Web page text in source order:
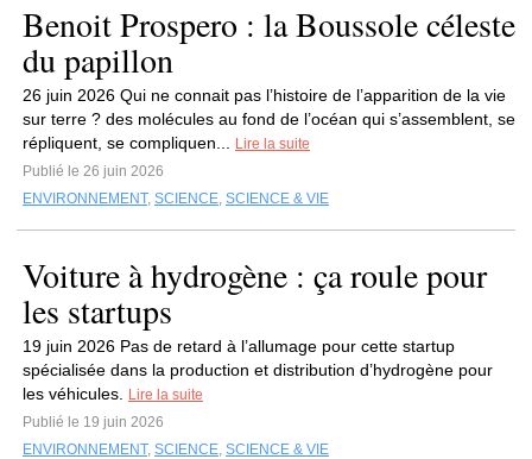
Benoit Prospero : la Boussole céleste
du papillon
26 juin 2026 Qui ne connait pas l’histoire de l’apparition de la vie
sur terre ? des molécules au fond de l’océan qui s’assemblent, se
répliquent, se compliquen...
Lire la suite
Publié le 26 juin 2026
ENVIRONNEMENT, SCIENCE, SCIENCE & VIE
Voiture à hydrogène : ça roule pour
les startups
19 juin 2026 Pas de retard à l’allumage pour cette startup
spécialisée dans la production et distribution d’hydrogène pour
les véhicules.
Lire la suite
Publié le 19 juin 2026
ENVIRONNEMENT, SCIENCE, SCIENCE & VIE